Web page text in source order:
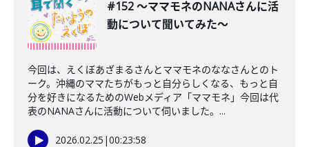
#152 〜ママモネのNANAさんに活
動について聞いてみた〜
今回は、えくぼあざまるさんとママモネのななさんとのト
ーク。沖縄のママたちがもっと自分らしくなる、もっと自
分を好きになるためのWebメディア「ママモネ」今回は代
表のNANAさんに活動について伺いました。...
2026.02.25 |00:23:58